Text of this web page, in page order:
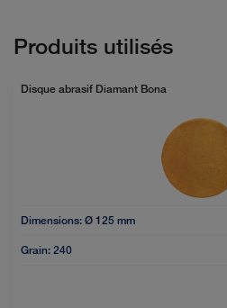
Produits utilisés
Disque abrasif Diamant Bona
Dimensions: Ø 125 mm
Grain: 240